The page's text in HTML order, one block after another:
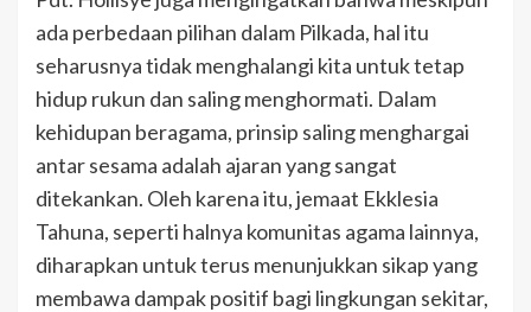
ada perbedaan pilihan dalam Pilkada, hal itu
seharusnya tidak menghalangi kita untuk tetap
hidup rukun dan saling menghormati. Dalam
kehidupan beragama, prinsip saling menghargai
antar sesama adalah ajaran yang sangat
ditekankan. Oleh karena itu, jemaat Ekklesia
Tahuna, seperti halnya komunitas agama lainnya,
diharapkan untuk terus menunjukkan sikap yang
membawa dampak positif bagi lingkungan sekitar,